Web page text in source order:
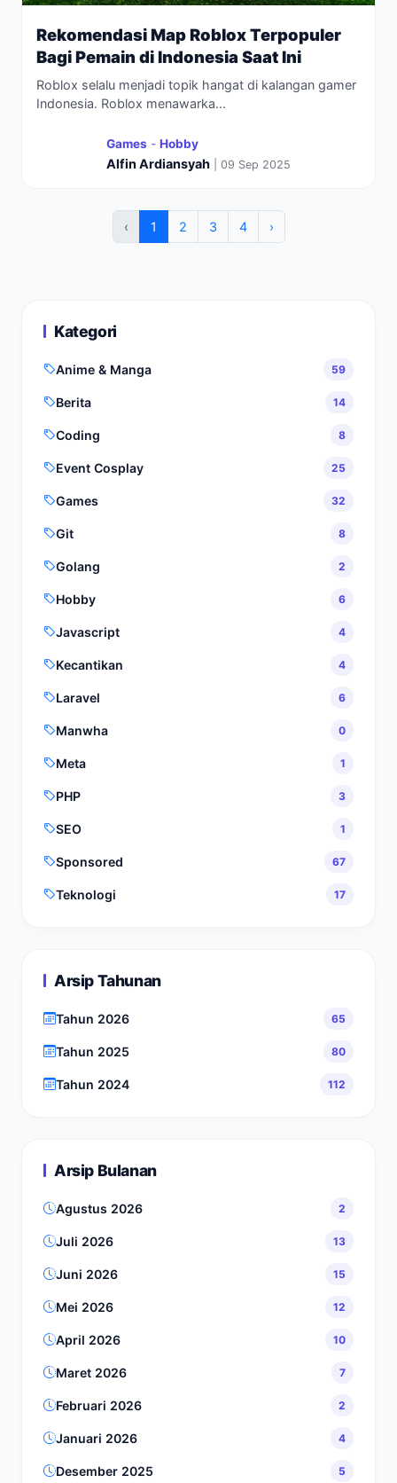
Rekomendasi Map Roblox Terpopuler
Bagi Pemain di Indonesia Saat Ini
Roblox selalu menjadi topik hangat di kalangan gamer
Indonesia. Roblox menawarka...
Games - Hobby
Alfin Ardiansyah | 09 Sep 2025
‹ 1 2 3 4 ›
Kategori
Anime & Manga 59
Berita 14
Coding 8
Event Cosplay 25
Games 32
Git 8
Golang 2
Hobby 6
Javascript 4
Kecantikan 4
Laravel 6
Manwha 0
Meta 1
PHP 3
SEO 1
Sponsored 67
Teknologi 17
Arsip Tahunan
Tahun 2026 65
Tahun 2025 80
Tahun 2024 112
Arsip Bulanan
Agustus 2026 2
Juli 2026 13
Juni 2026 15
Mei 2026 12
April 2026 10
Maret 2026 7
Februari 2026 2
Januari 2026 4
Desember 2025 5